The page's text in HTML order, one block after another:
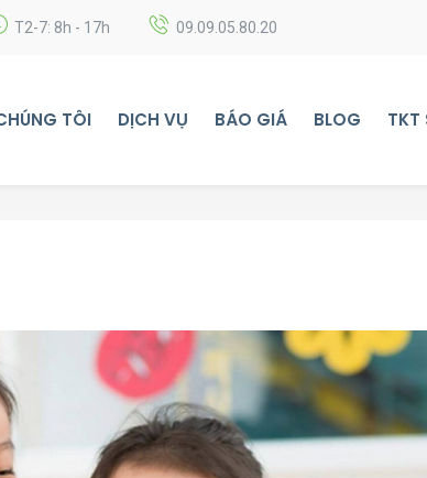
T2-7: 8h - 17h 09.09.05.80.20
TÔI DỊCH VỤ BÁO GIÁ BLOG TKT